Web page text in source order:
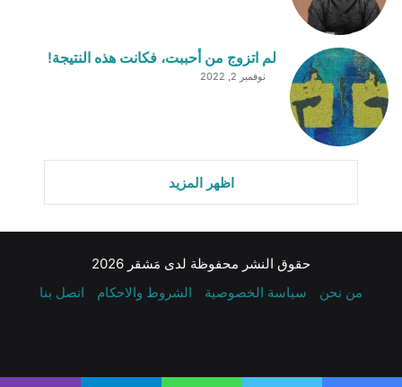
لم اتزوج من أحببت، فكانت هذه النتيجة!
نوفمبر 2, 2022
اظهر المزيد
حقوق النشر محفوظة لدى مَشقر 2026
من نحن
سياسة الخصوصية الشروط والاحكام اتصل بنا